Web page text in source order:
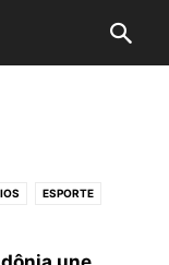
ESPORTE
SEM CATEGORIA